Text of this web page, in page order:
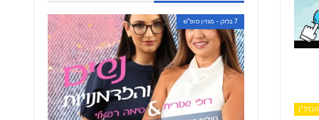
7 בלוק - מגזין סופ"ש